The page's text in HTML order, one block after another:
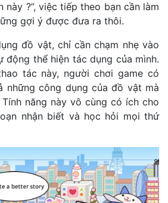
này ?”, việc tiếp theo bạn cần làm
gợi ý được đưa ra thôi.
đồ vật, chỉ cần chạm nhẹ vào
động thể hiện tác dụng của mình.
tác này, người chơi game có
những công dụng của đồ vật mà
năng này vô cùng có ích cho
nhận biết và học hỏi mọi thứ